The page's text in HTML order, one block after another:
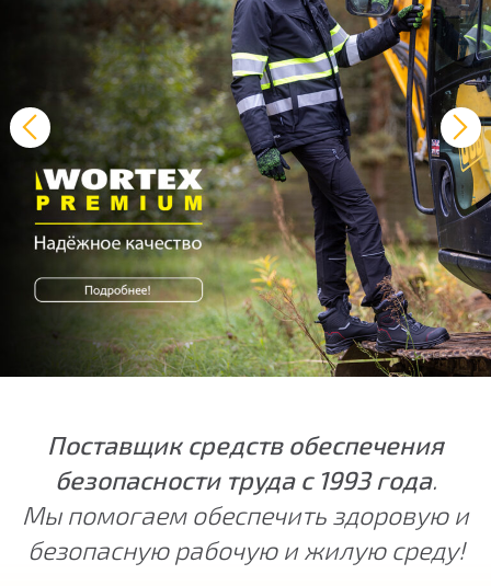
Поставщик средств обеспечения
безопасности труда с 1993 года.
Мы помогаем обеспечить здоровую и
безопасную рабочую и жилую среду!